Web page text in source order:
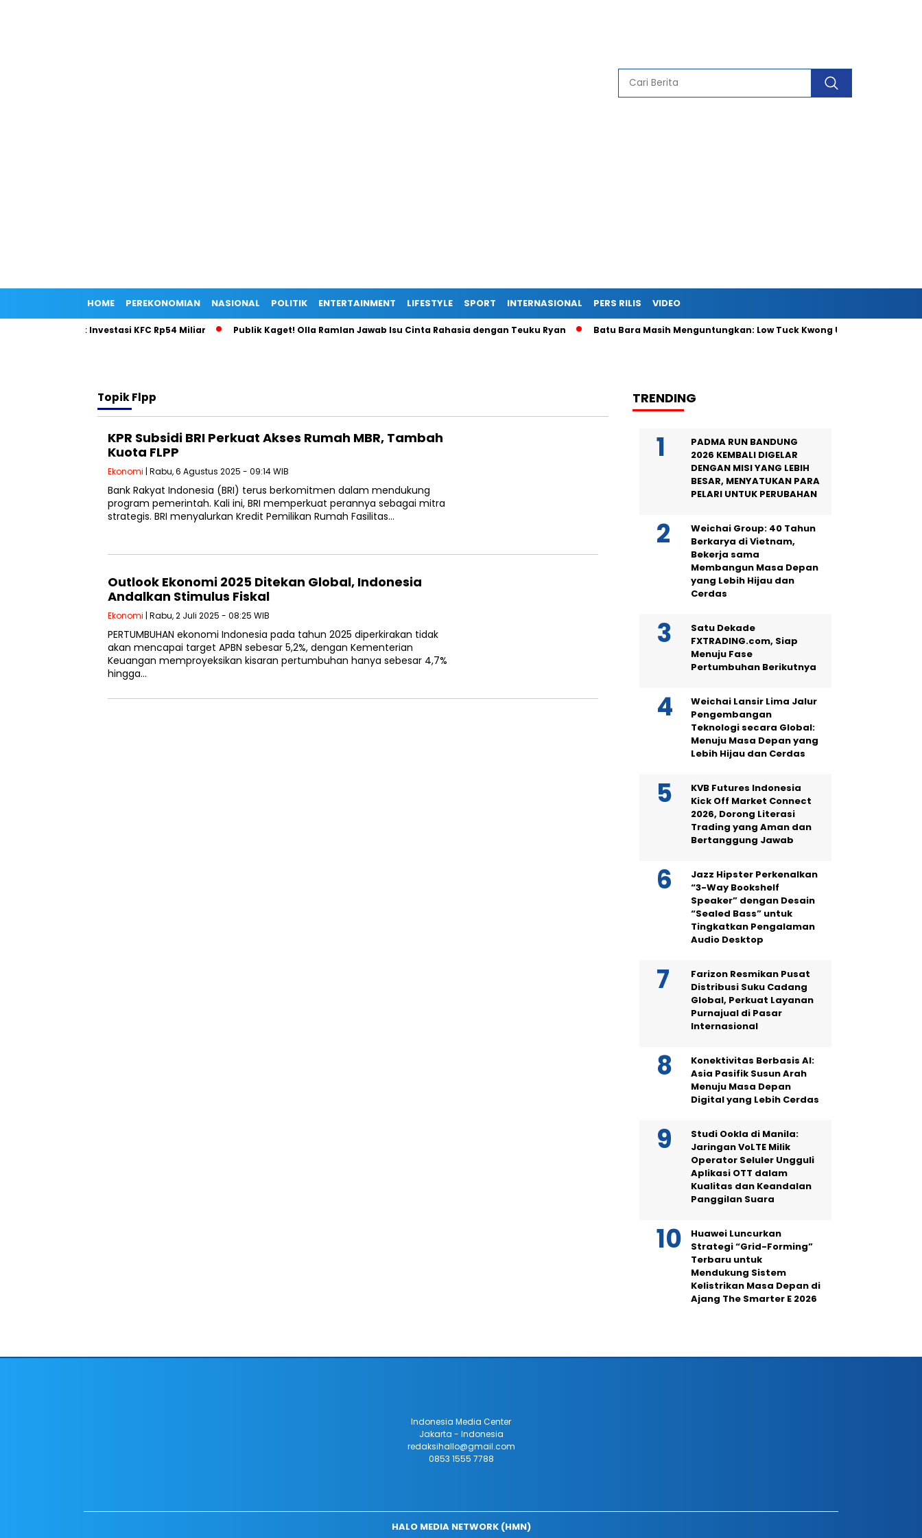
HOME PEREKONOMIAN NASIONAL POLITIK ENTERTAINMENT LIFESTYLE SPORT INTERNASIONAL PERS RILIS VIDEO
Gila di Balik Investasi KFC Rp54 Miliar Publik Kaget! Olla Ramlan Jawab Isu Cinta Rahasia dengan Teuku Ryan Batu Bara Masih Menguntungkan: Low Tuck Kwong Ungguli Hartono
TopikFlpp
KPR Subsidi BRI Perkuat Akses Rumah MBR, Tambah
Kuota FLPP
Ekonomi | Rabu, 6 Agustus 2025 - 09:14 WIB
Bank Rakyat Indonesia (BRI) terus berkomitmen dalam mendukung
program pemerintah. Kali ini, BRI memperkuat perannya sebagai mitra
strategis. BRI menyalurkan Kredit Pemilikan Rumah Fasilitas…
Outlook Ekonomi 2025 Ditekan Global, Indonesia
Andalkan Stimulus Fiskal
Ekonomi | Rabu, 2 Juli 2025 - 08:25 WIB
PERTUMBUHAN ekonomi Indonesia pada tahun 2025 diperkirakan tidak
akan mencapai target APBN sebesar 5,2%, dengan Kementerian
Keuangan memproyeksikan kisaran pertumbuhan hanya sebesar 4,7%
hingga…
TRENDING
PADMA RUN BANDUNG
2026 KEMBALI DIGELAR
DENGAN MISI YANG LEBIH
BESAR, MENYATUKAN PARA
PELARI UNTUK PERUBAHAN
Weichai Group: 40 Tahun
Berkarya di Vietnam,
Bekerja sama
Membangun Masa Depan
yang Lebih Hijau dan
Cerdas
Satu Dekade
FXTRADING.com, Siap
Menuju Fase
Pertumbuhan Berikutnya
Weichai Lansir Lima Jalur
Pengembangan
Teknologi secara Global:
Menuju Masa Depan yang
Lebih Hijau dan Cerdas
KVB Futures Indonesia
Kick Off Market Connect
2026, Dorong Literasi
Trading yang Aman dan
Bertanggung Jawab
Jazz Hipster Perkenalkan
“3-Way Bookshelf
Speaker” dengan Desain
“Sealed Bass” untuk
Tingkatkan Pengalaman
Audio Desktop
Farizon Resmikan Pusat
Distribusi Suku Cadang
Global, Perkuat Layanan
Purnajual di Pasar
Internasional
Konektivitas Berbasis AI:
Asia Pasifik Susun Arah
Menuju Masa Depan
Digital yang Lebih Cerdas
Studi Ookla di Manila:
Jaringan VoLTE Milik
Operator Seluler Ungguli
Aplikasi OTT dalam
Kualitas dan Keandalan
Panggilan Suara
Huawei Luncurkan
Strategi “Grid-Forming”
Terbaru untuk
Mendukung Sistem
Kelistrikan Masa Depan di
Ajang The Smarter E 2026
Indonesia Media Center
Jakarta - Indonesia
redaksihallo@gmail.com
0853 1555 7788
HALO MEDIA NETWORK (HMN)